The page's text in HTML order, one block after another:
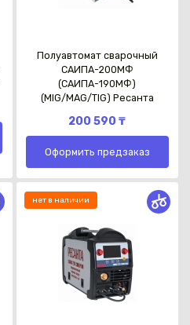
Полуавтомат сварочный
САИПА-200МФ
(САИПА-190МФ)
(MIG/MAG/TIG) Ресанта
200 590 ₸
Оформить предзаказ
нет в наличии